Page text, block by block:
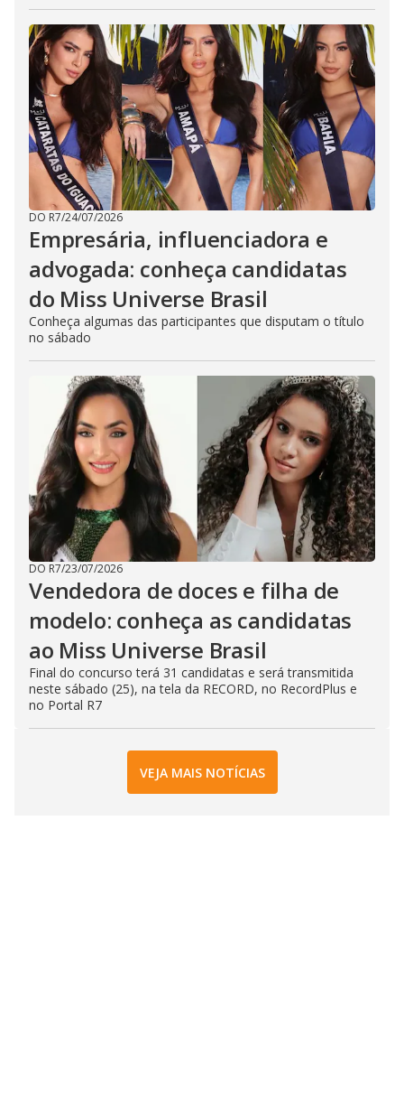
DO R7/24/07/2026
Empresária, influenciadora e
advogada: conheça candidatas
do Miss Universe Brasil
Conheça algumas das participantes que disputam o título
no sábado
DO R7/23/07/2026
Vendedora de doces e filha de
modelo: conheça as candidatas
ao Miss Universe Brasil
Final do concurso terá 31 candidatas e será transmitida
neste sábado (25), na tela da RECORD, no RecordPlus e
no Portal R7
VEJA MAIS NOTÍCIAS